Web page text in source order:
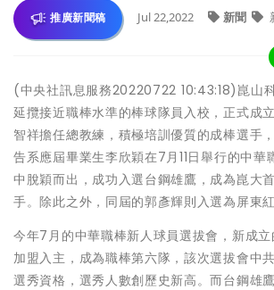
推廣新聞稿 Jul 22,2022 新聞
(中央社訊息服務20220722 10:43:18)崑山
延攬接近職棒水準的棒球隊員入校，正式成
智祥擔任總教練，積極培訓優質的成棒選手
告系應屆畢業生李欣穎在7月11日舉行的中華
中脫穎而出，成功入選台鋼雄鷹，成為崑大
手。除此之外，同屆的郭彥輝則入選為屏東
今年7月的中華職棒新人球員選拔會，新成
加盟入主，成為職棒第六隊，該次選拔會中
選秀資格，選秀人數創歷史新高。而台鋼雄